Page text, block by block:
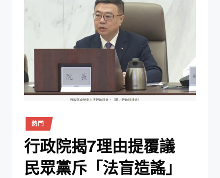
熱門
行政院揭7理由提覆議
民眾黨斥「法盲造謠」